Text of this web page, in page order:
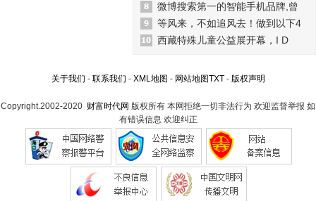
微博搜索第一的智能手机品牌,曾
等风来，不如追风去！做到以下4
西藏特殊儿童公益展开幕，I D
关于我们 - 联系我们 - XML地图 - 网站地图TXT- 版权声明
Copyright.2002-2020 财富时代网 版权所有 本网拒绝一切非法行为 欢迎监督举报 如
有错误信息 欢迎纠正